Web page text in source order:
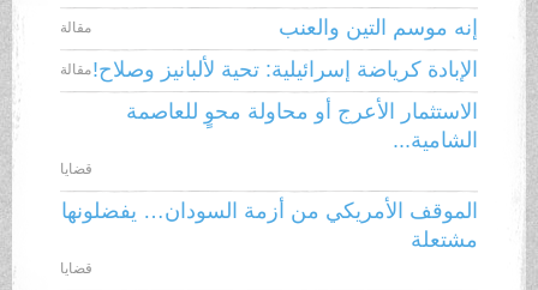
إنه موسم التين والعنب مقالة
الإبادة كرياضة إسرائيلية: تحية لألبانيز وصلاح!مقالة
الاستثمار الأعرج أو محاولة محوٍ للعاصمة
الشامية...
قضايا
الموقف الأمريكي من أزمة السودان… يفضلونها
مشتعلة
قضايا